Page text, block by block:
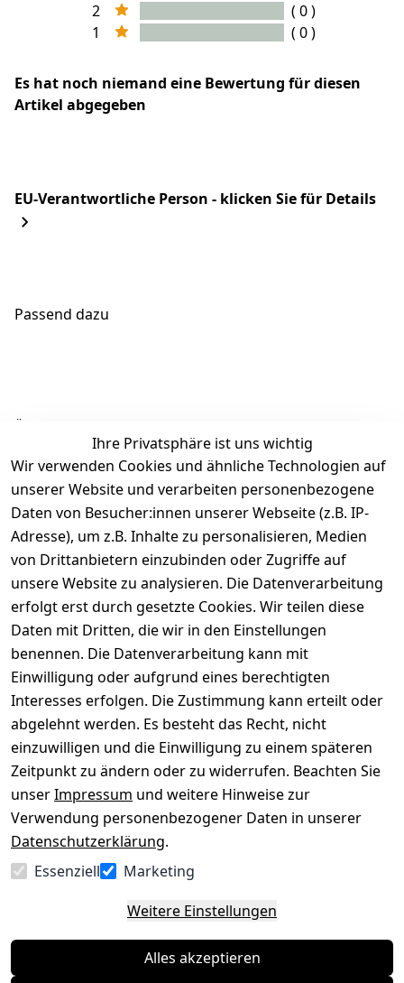
2
( 0 )
1
( 0 )
Es hat noch niemand eine Bewertung für diesen
Artikel abgegeben
EU-Verantwortliche Person - klicken Sie für Details
Passend dazu
Ähnliche Produkte
Ihre Privatsphäre ist uns wichtig
Wir verwenden Cookies und ähnliche Technologien auf
unserer Website und verarbeiten personenbezogene
Daten von Besucher:innen unserer Webseite (z.B. IP-
Adresse), um z.B. Inhalte zu personalisieren, Medien
von Drittanbietern einzubinden oder Zugriffe auf
unsere Website zu analysieren. Die Datenverarbeitung
erfolgt erst durch gesetzte Cookies. Wir teilen diese
Daten mit Dritten, die wir in den Einstellungen
benennen. Die Datenverarbeitung kann mit
Einwilligung oder aufgrund eines berechtigten
Interesses erfolgen. Die Zustimmung kann erteilt oder
abgelehnt werden. Es besteht das Recht, nicht
einzuwilligen und die Einwilligung zu einem späteren
Zeitpunkt zu ändern oder zu widerrufen. Beachten Sie
unserImpressum und weitere Hinweise zur
Verwendung personenbezogener Daten in unserer
Datenschutzerklärung.
Essenziell
Marketing
Weitere Einstellungen
Alles akzeptieren
Rechtliches
AGB
Impressum
Datenschutze
rklärung
Barrierefreihe
itserklärung
Widerrufsrec
ht
Über uns
Kontakt
Registrieren
Kataloge zum
Download
Pflege &
Kundendienst
Kiefermöbel
Hilfe
Wir
versenden
mit
Zahle
bequem per
Vertrag
widerrufen